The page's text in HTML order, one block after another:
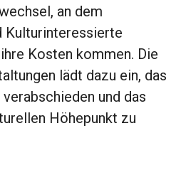
an dem
Kulturinteressierte
Kosten kommen. Die
lädt dazu ein, das
und das
Höhepunkt zu